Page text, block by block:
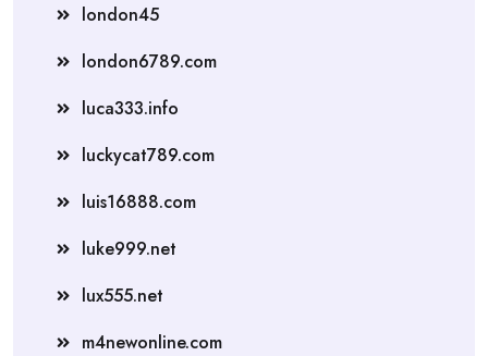
london45
london6789.com
luca333.info
luckycat789.com
luis16888.com
luke999.net
lux555.net
m4newonline.com